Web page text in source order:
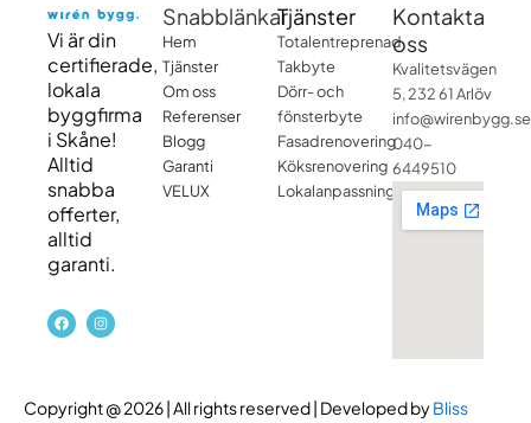
Snabblänkar
Hem
Tjänster
Om oss
Referenser
Blogg
Garanti
VELUX
Tjänster
Totalentreprenad
Takbyte
Dörr- och
fönsterbyte
Fasadrenovering
Köksrenovering
Lokalanpassning
Kontakta
oss
Kvalitetsvägen
5, 232 61 Arlöv
info@wirenbygg.se
040-
6449510
Vi är din
certifierade,
lokala
byggfirma
i Skåne!
Alltid
snabba
offerter,
alltid
garanti.
F
a
c
k
I
n
s
r
a
Copyright @ 2026 | All rights reserved | Developed byBliss